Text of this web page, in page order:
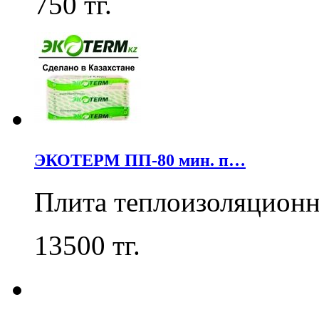
ЭКОТЕРМ ПП-80 мин. п…
Плита
13500 тг.